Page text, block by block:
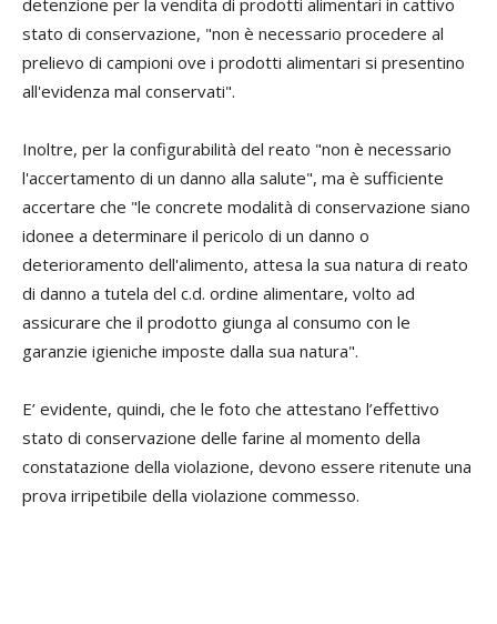
stato di conservazione, "non è necessario procedere al
prelievo di campioni ove i prodotti alimentari si presentino
all'evidenza mal conservati".
Inoltre, per la configurabilità del reato "non è necessario
l'accertamento di un danno alla salute", ma è sufficiente
accertare che "le concrete modalità di conservazione siano
idonee a determinare il pericolo di un danno o
deterioramento dell'alimento, attesa la sua natura di reato
di danno a tutela del c.d. ordine alimentare, volto ad
assicurare che il prodotto giunga al consumo con le
garanzie igieniche imposte dalla sua natura".
E’ evidente, quindi, che le foto che attestano l’effettivo
stato di conservazione delle farine al momento della
constatazione della violazione, devono essere ritenute una
prova irripetibile della violazione commesso.